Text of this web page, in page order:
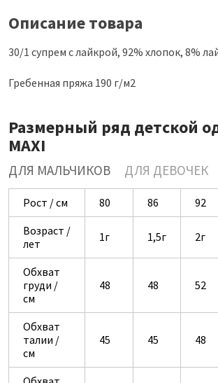
Описание товара
30/1 супрем с лайкрой, 92% хлопок, 8%
Гребенная пряжа 190 г/м2
Размерный ряд детской
MAXI
ДЛЯ МАЛЬЧИКОВ ДЛЯ ДЕВОЧЕК
Рост / см 80 86 92
Возраст /
лет
1г 1,5г 2г
Обхват
груди /
см
48 48 52
Обхват
талии /
см
45 45 48